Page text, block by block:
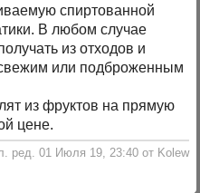
спиртованной
В любом случае
из отходов и
или подброженным
из фруктов на прямую
цене.
ред. 01 Июля 19, 23:40 от Kolew